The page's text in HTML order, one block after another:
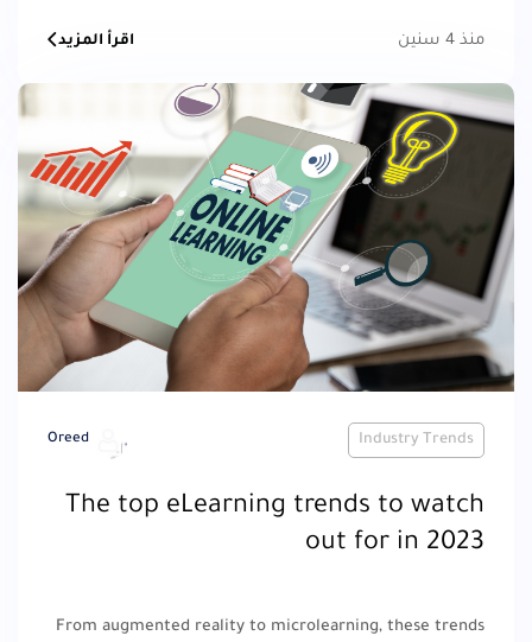
منذ 4 سنين اقرأ المزيد
Industry Trends
Oreed
The top eLearning trends to watch
out for in 2023
From augmented reality to microlearning, these trends